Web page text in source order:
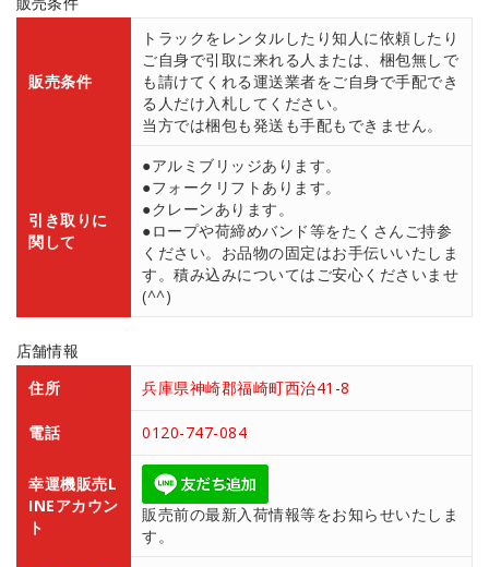
販売条件
トラックをレンタルしたり知人に依頼したり
ご自身で引取に来れる人または、梱包無しで
も請けてくれる運送業者をご自身で手配でき
る人だけ入札してください。
当方では梱包も発送も手配もできません。
引き取りに
関して
●アルミブリッジあります。
●フォークリフトあります。
●クレーンあります。
●ロープや荷締めバンド等をたくさんご持参
ください。お品物の固定はお手伝いいたしま
す。積み込みについてはご安心くださいませ
(^^)
店舗情報
住所
兵庫県神崎郡福崎町西治41-8
電話 0120-747-084
幸運機販売L
INEアカウン
ト
販売前の最新入荷情報等をお知らせいたしま
す。